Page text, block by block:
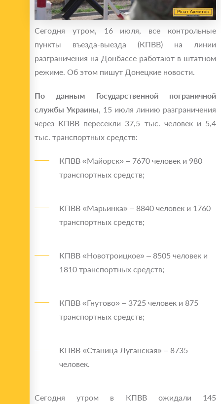
Сегодня утром, 16 июля, все контрольные
пункты въезда-выезда (КПВВ) на линии
разграничения на Донбассе работают в штатном
режиме. Об этом пишут Донецкие новости.
По данным Государственной пограничной
службы Украины, 15 июля линию разграничения
через КПВВ пересекли 37,5 тыс. человек и 5,4
тыс. транспортных средств:
КПВВ «Майорск» – 7670 человек и 980
транспортных средств;
КПВВ «Марьинка» – 8840 человек и 1760
транспортных средств;
КПВВ «Новотроицкое» – 8505 человек и
1810 транспортных средств;
КПВВ «Гнутово» – 3725 человек и 875
транспортных средств;
КПВВ «Станица Луганская» – 8735
человек.
Сегодня утром в КПВВ ожидали 145